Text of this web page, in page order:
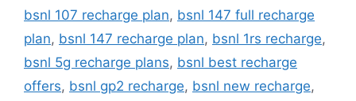
bsnl 107 recharge plan, bsnl 147 full recharge
plan, bsnl 147 recharge plan, bsnl 1rs recharge,
bsnl 5g recharge plans, bsnl best recharge
offers, bsnl gp2 recharge, bsnl new recharge,